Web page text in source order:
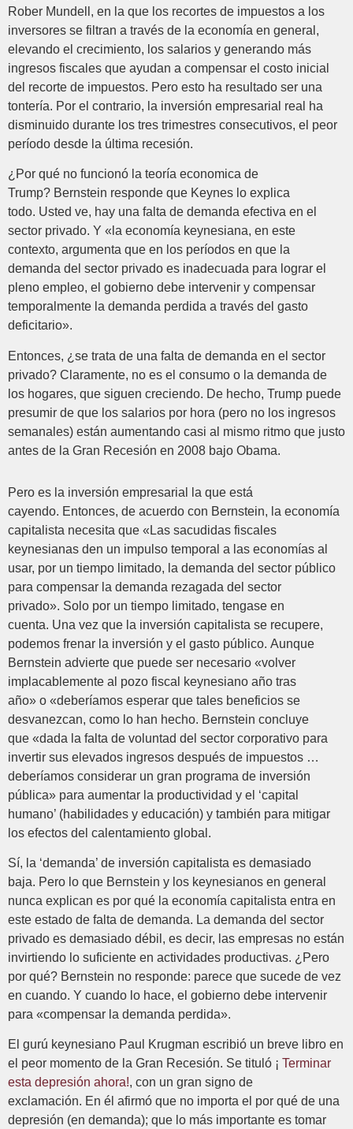
Rober Mundell, en la que los recortes de impuestos a los
inversores se filtran a través de la economía en general,
elevando el crecimiento, los salarios y generando más
ingresos fiscales que ayudan a compensar el costo inicial
del recorte de impuestos. Pero esto ha resultado ser una
tontería. Por el contrario, la inversión empresarial real ha
disminuido durante los tres trimestres consecutivos, el peor
período desde la última recesión.
¿Por qué no funcionó la teoría economica de
Trump? Bernstein responde que Keynes lo explica
todo. Usted ve, hay una falta de demanda efectiva en el
sector privado. Y «la economía keynesiana, en este
contexto, argumenta que en los períodos en que la
demanda del sector privado es inadecuada para lograr el
pleno empleo, el gobierno debe intervenir y compensar
temporalmente la demanda perdida a través del gasto
deficitario».
Entonces, ¿se trata de una falta de demanda en el sector
privado? Claramente, no es el consumo o la demanda de
los hogares, que siguen creciendo. De hecho, Trump puede
presumir de que los salarios por hora (pero no los ingresos
semanales) están aumentando casi al mismo ritmo que justo
antes de la Gran Recesión en 2008 bajo Obama.
Pero es la inversión empresarial la que está
cayendo. Entonces, de acuerdo con Bernstein, la economía
capitalista necesita que «Las sacudidas fiscales
keynesianas den un impulso temporal a las economías al
usar, por un tiempo limitado, la demanda del sector público
para compensar la demanda rezagada del sector
privado». Solo por un tiempo limitado, tengase en
cuenta. Una vez que la inversión capitalista se recupere,
podemos frenar la inversión y el gasto público. Aunque
Bernstein advierte que puede ser necesario «volver
implacablemente al pozo fiscal keynesiano año tras
año» o «deberíamos esperar que tales beneficios se
desvanezcan, como lo han hecho. Bernstein concluye
que «dada la falta de voluntad del sector corporativo para
invertir sus elevados ingresos después de impuestos …
deberíamos considerar un gran programa de inversión
pública» para aumentar la productividad y el ‘capital
humano’ (habilidades y educación) y también para mitigar
los efectos del calentamiento global.
Sí, la ‘demanda’ de inversión capitalista es demasiado
baja. Pero lo que Bernstein y los keynesianos en general
nunca explican es por qué la economía capitalista entra en
este estado de falta de demanda. La demanda del sector
privado es demasiado débil, es decir, las empresas no están
invirtiendo lo suficiente en actividades productivas. ¿Pero
por qué? Bernstein no responde: parece que sucede de vez
en cuando. Y cuando lo hace, el gobierno debe intervenir
para «compensar la demanda perdida».
El gurú keynesiano Paul Krugman escribió un breve libro en
el peor momento de la Gran Recesión. Se tituló ¡ Terminar
esta depresión ahora!, con un gran signo de
exclamación. En él afirmó que no importa el por qué de una
depresión (en demanda); que lo más importante es tomar